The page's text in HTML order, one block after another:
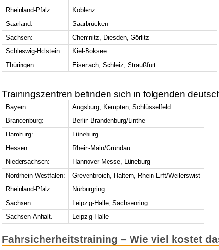
Rheinland-Pfalz:
Koblenz
Saarland:
Saarbrücken
Sachsen:
Chemnitz, Dresden, Görlitz
Schleswig-Holstein:
Kiel-Boksee
Thüringen:
Eisenach, Schleiz, Straußfurt
Trainingszentren befinden sich in folgenden
Bayern:
Augsburg, Kempten, Schlüsselfeld
Brandenburg:
Berlin-Brandenburg/Linthe
Hamburg:
Lüneburg
Hessen:
Rhein-Main/Gründau
Niedersachsen:
Hannover-Messe, Lüneburg
Nordrhein-Westfalen:
Grevenbroich, Haltern, Rhein-Erft/Weilerswist
Rheinland-Pfalz:
Nürburgring
Sachsen:
Leipzig-Halle, Sachsenring
Sachsen-Anhalt.
Leipzig-Halle
Fahrsicherheitstraining – Wie viel kostet